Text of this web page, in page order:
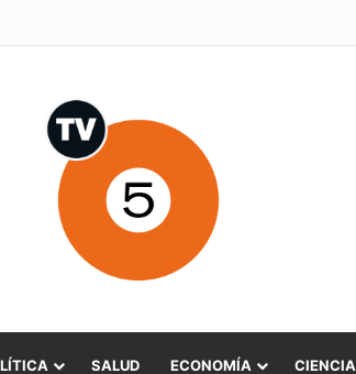
SALUD ECONOMÍA CIENCIA